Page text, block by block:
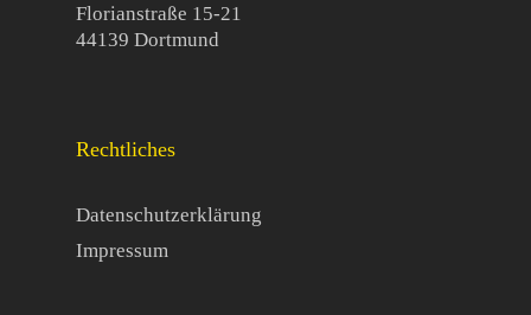
Florianstraße 15-21
44139 Dortmund
Rechtliches
Datenschutzerklärung
Impressum